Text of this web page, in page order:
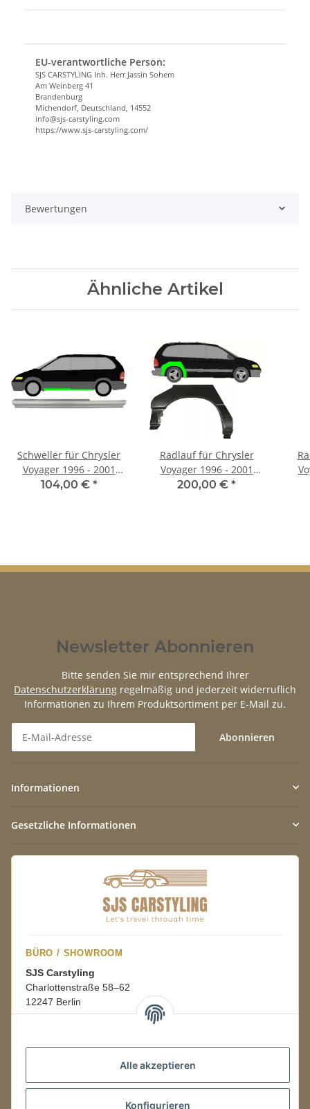
Alle akzeptieren
Konfigurieren
EU-verantwortliche Person:
SJS CARSTYLING Inh. Herr Jassin Sohem
Am Weinberg 41
Brandenburg
Michendorf, Deutschland, 14552
info@sjs-carstyling.com
https://www.sjs-carstyling.com/
Bewertungen
Ähnliche Artikel
Schweller für Chrysler
Voyager 1996 - 2001
links
104,00 € *
Radlauf für Chrysler
Voyager 1996 - 2001
rechts
200,00 € *
Newsletter Abonnieren
Bitte senden Sie mir entsprechend Ihrer
Datenschutzerklärung regelmäßig und jederzeit widerruflich
Informationen zu Ihrem Produktsortiment per E-Mail zu.
Abonnieren
Informationen
Gesetzliche Informationen
BÜRO / SHOWROOM
SJS Carstyling
Charlottenstraße 58–62
12247 Berlin
08:00–16:00 Uhr
LAGER / RETOUREN
Packmonster Fulfillment